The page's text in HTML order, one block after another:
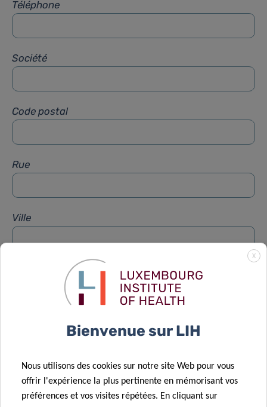
Téléphone
Société
Code postal
Rue
Ville
X
Bienvenue sur LIH
Nous utilisons des cookies sur notre site Web pour vous
offrir l'expérience la plus pertinente en mémorisant vos
préférences et vos visites répétées. En cliquant sur